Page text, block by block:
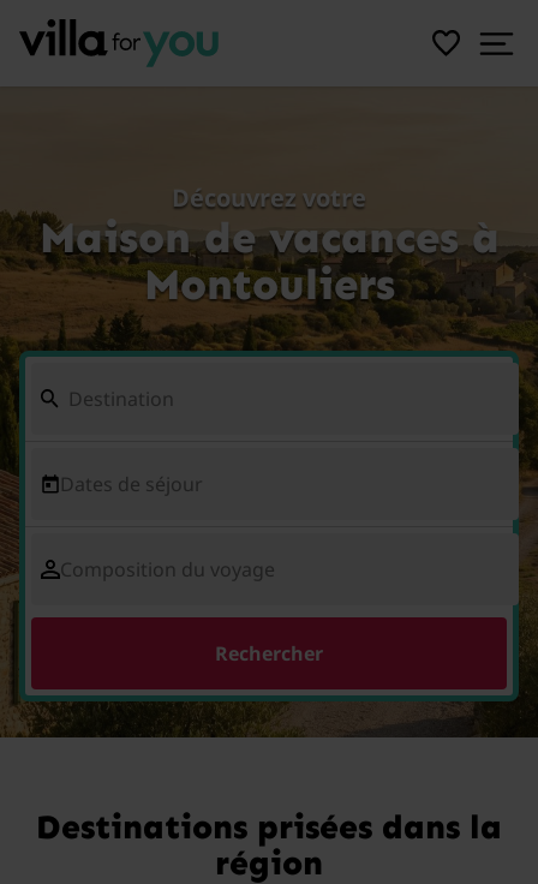
Découvrez votre
Maison de vacances à
Montouliers
Dates de séjour
Composition du voyage
Rechercher
Destinations prisées dans la
région